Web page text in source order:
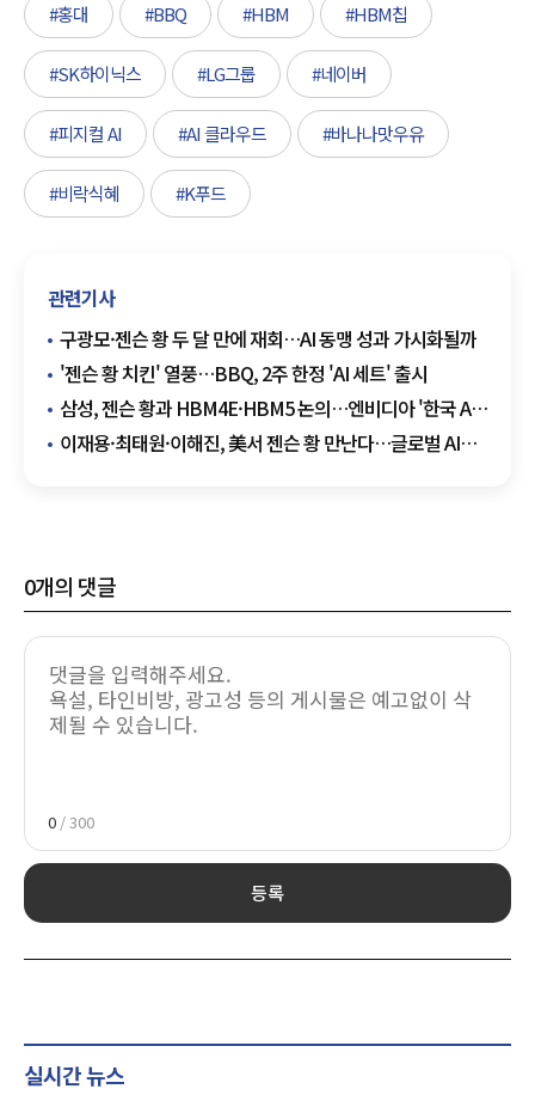
#홍대 #BBQ #HBM #HBM칩
#SK하이닉스 #LG그룹 #네이버
#피지컬 AI #AI 클라우드 #바나나맛우유
#비락식혜 #K푸드
관련기사
구광모·젠슨 황 두 달 만에 재회…AI 동맹 성과 가시화될까
'젠슨 황 치킨' 열풍…BBQ, 2주 한정 'AI 세트' 출시
삼성, 젠슨 황과 HBM4E·HBM5 논의…엔비디아 '한국 AI
동맹' 마지막 퍼즐 맞추나
이재용·최태원·이해진, 美서 젠슨 황 만난다…글로벌 AI
0개의 댓글
0 / 300
등록
실시간 뉴스